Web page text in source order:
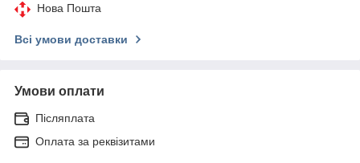
Нова Пошта
Всі умови доставки
Умови оплати
Післяплата
Оплата за реквізитами